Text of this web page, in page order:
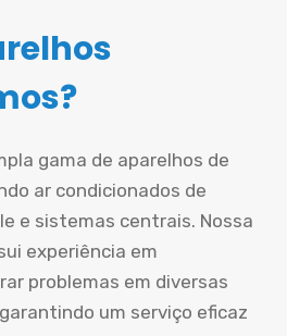
gama de aparelhos de
ar condicionados de
e sistemas centrais. Nossa
experiência em
problemas em diversas
um serviço eficaz